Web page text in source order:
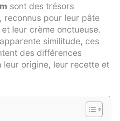
sont des trésors
reconnus pour leur pâte
leur crème onctueuse.
similitude, ces
des différences
leur origine, leur recette et